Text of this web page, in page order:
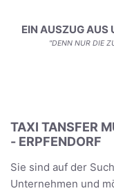
EIN AUSZUG AUS
"DENN NUR DIE
TAXI TANSFER
- ERPFENDORF
Sie sind auf der
Unternehmen und